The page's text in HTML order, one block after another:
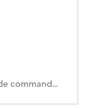
1460INVA/185 (Cote de commande)